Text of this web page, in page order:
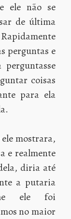
ele não se
de última
perguntas e
coisas
para ela
mostrara,
e realmente
diria até
a putaria
ele foi
no maior